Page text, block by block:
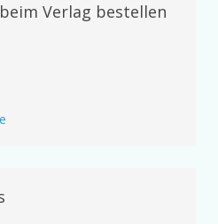
Verlag bestellen